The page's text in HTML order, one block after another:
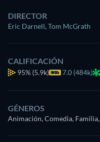
DIRECTOR
Eric Darnell,Tom McGrath
CALIFICACIÓN
95% (5.9k) 7.0 (484k)
GÉNEROS
Animación, Comedia, Familia,